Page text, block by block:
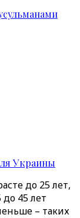
Украины
до 25 лет,
45 лет
– таких